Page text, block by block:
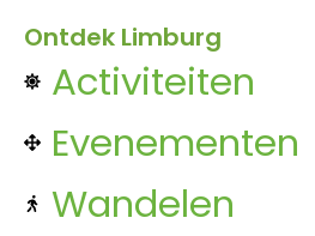
Ontdek Limburg
Activiteiten
Evenementen
Wandelen